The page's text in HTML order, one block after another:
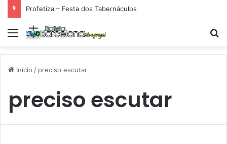
Profetiza – Festa dos Tabernáculos
Menu
Início / preciso escutar
preciso escutar